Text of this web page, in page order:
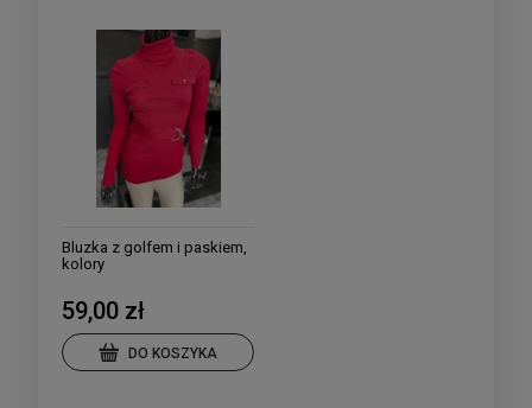
Bluzka z golfem i paskiem,
kolory
59,00 zł
DO KOSZYKA